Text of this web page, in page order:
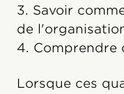
3. Savoir
de
4. Comprendre
Lorsque ces